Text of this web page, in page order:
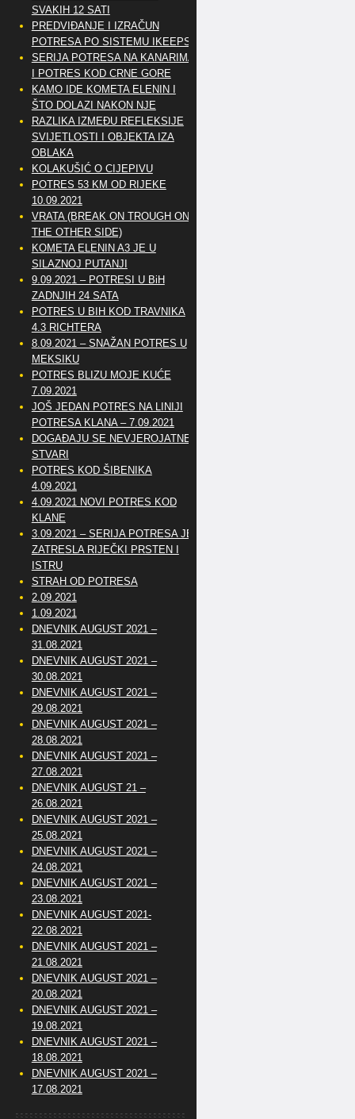
SVAKIH 12 SATI
PREDVIĐANJE I IZRAČUN
POTRESA PO SISTEMU IKEEPS
SERIJA POTRESA NA KANARIMA
I POTRES KOD CRNE GORE
KAMO IDE KOMETA ELENIN I
ŠTO DOLAZI NAKON NJE
RAZLIKA IZMEĐU REFLEKSIJE
SVIJETLOSTI I OBJEKTA IZA
OBLAKA
KOLAKUŠIĆ O CIJEPIVU
POTRES 53 KM OD RIJEKE
10.09.2021
VRATA (BREAK ON TROUGH ON
THE OTHER SIDE)
KOMETA ELENIN A3 JE U
SILAZNOJ PUTANJI
9.09.2021 – POTRESI U BiH
ZADNJIH 24 SATA
POTRES U BIH KOD TRAVNIKA
4.3 RICHTERA
8.09.2021 – SNAŽAN POTRES U
MEKSIKU
POTRES BLIZU MOJE KUĆE
7.09.2021
JOŠ JEDAN POTRES NA LINIJI
POTRESA KLANA – 7.09.2021
DOGAĐAJU SE NEVJEROJATNE
STVARI
POTRES KOD ŠIBENIKA
4.09.2021
4.09.2021 NOVI POTRES KOD
KLANE
3.09.2021 – SERIJA POTRESA JE
ZATRESLA RIJEČKI PRSTEN I
ISTRU
STRAH OD POTRESA
2.09.2021
1.09.2021
DNEVNIK AUGUST 2021 –
31.08.2021
DNEVNIK AUGUST 2021 –
30.08.2021
DNEVNIK AUGUST 2021 –
29.08.2021
DNEVNIK AUGUST 2021 –
28.08.2021
DNEVNIK AUGUST 2021 –
27.08.2021
DNEVNIK AUGUST 21 –
26.08.2021
DNEVNIK AUGUST 2021 –
25.08.2021
DNEVNIK AUGUST 2021 –
24.08.2021
DNEVNIK AUGUST 2021 –
23.08.2021
DNEVNIK AUGUST 2021-
22.08.2021
DNEVNIK AUGUST 2021 –
21.08.2021
DNEVNIK AUGUST 2021 –
20.08.2021
DNEVNIK AUGUST 2021 –
19.08.2021
DNEVNIK AUGUST 2021 –
18.08.2021
DNEVNIK AUGUST 2021 –
17.08.2021